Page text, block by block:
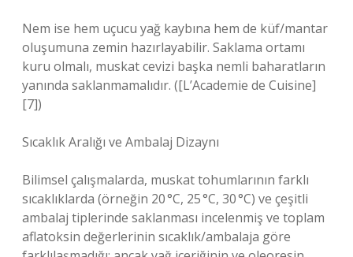
Nem ise hem uçucu yağ kaybına hem de küf/mantar
oluşumuna zemin hazırlayabilir. Saklama ortamı
kuru olmalı, muskat cevizi başka nemli baharatların
yanında saklanmamalıdır. ([L’Academie de Cuisine]
[7])
Sıcaklık Aralığı ve Ambalaj Dizaynı
Bilimsel çalışmalarda, muskat tohumlarının farklı
sıcaklıklarda (örneğin 20 °C, 25 °C, 30 °C) ve çeşitli
ambalaj tiplerinde saklanması incelenmiş ve toplam
aflatoksin değerlerinin sıcaklık/ambalaja göre